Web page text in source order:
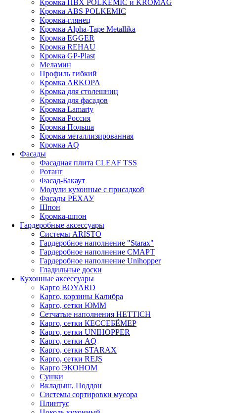
Кромка ПВХ POLKEMIC и KROMAG
Кромка ABS POLKEMIС
Кромка-глянец
Кромка Alpha-Tape Metallika
Кромка EGGER
Кромка REHAU
Кромка GP-Plast
Меламин
Профиль гибкий
Кромка ARKOPA
Кромка для столешниц
Кромка для фасадов
Кромка Lamarty
Кромка Россия
Кромка Польша
Кромка металлизированная
Кромка AQ
Фасады
Фасадная плита CLEAF TSS
Ротанг
Фасад-Бакаут
Модули кухонные с присадкой
Фасады РЕХАУ
Шпон
Кромка-шпон
Гардеробные аксессуары
Системы ARISTO
Гардеробное наполнение "Starax"
Гардеробное наполнение СМАРТ
Гардеробное наполнение Unihopper
Гладильные доски
Кухонные аксессуары
Карго BOYARD
Карго, корзины Калибра
Карго, сетки ЮММ
Сетчатые наполнения HETTICH
Карго, сетки КЕССЕБЁМЕР
Карго, сетки UNIHOPPER
Карго, сетки AQ
Карго, сетки STARAX
Карго, сетки REJS
Карго ЭКОНОМ
Сушки
Вкладыш, Поддон
Системы сортировки мусора
Плинтус